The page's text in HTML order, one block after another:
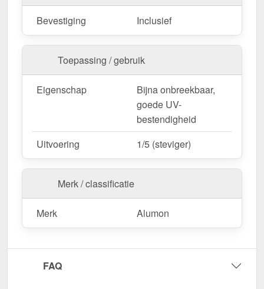
Bevestiging Inclusief
Toepassing / gebruik
Eigenschap
Bijna onbreekbaar,
goede UV-
bestendigheid
Uitvoering
1/5 (steviger)
Merk / classificatie
Merk Alumon
FAQ